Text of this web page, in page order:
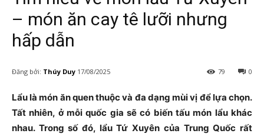
– món ăn cay tê lưỡi nhưng
hấp dẫn
Đăng bởi: Thúy Duy 17/08/2025 0
79
Lẩu là món ăn quen thuộc và đa dạng mùi vị để lựa chọn.
Tất nhiên, ở mỗi quốc gia sẽ có biến tấu món lẩu khác
nhau. Trong số đó, lẩu Tứ Xuyên của Trung Quốc rất